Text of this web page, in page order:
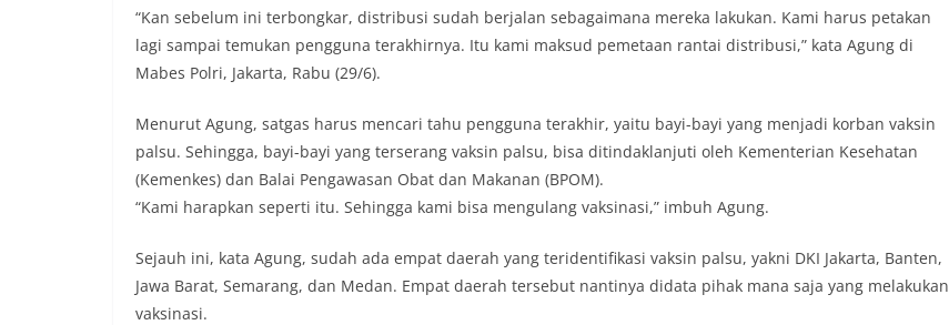
“Kan sebelum ini terbongkar, distribusi sudah berjalan sebagaimana mereka lakukan. Kami harus petakan
lagi sampai temukan pengguna terakhirnya. Itu kami maksud pemetaan rantai distribusi,” kata Agung di
Mabes Polri, Jakarta, Rabu (29/6).
Menurut Agung, satgas harus mencari tahu pengguna terakhir, yaitu bayi-bayi yang menjadi korban vaksin
palsu. Sehingga, bayi-bayi yang terserang vaksin palsu, bisa ditindaklanjuti oleh Kementerian Kesehatan
(Kemenkes) dan Balai Pengawasan Obat dan Makanan (BPOM).‎
“Kami harapkan seperti itu. Sehingga kami bisa mengulang vaksin‎asi,” imbuh Agung.
Sejauh ini, kata Agung, sudah ada empat daerah yang teridentifikasi vaksin palsu, yakni DKI Jakarta, Banten,
Jawa Barat, Semarang, dan Medan. Empat daerah tersebut nantinya didata pihak mana saja yang melakukan
vaksinasi.